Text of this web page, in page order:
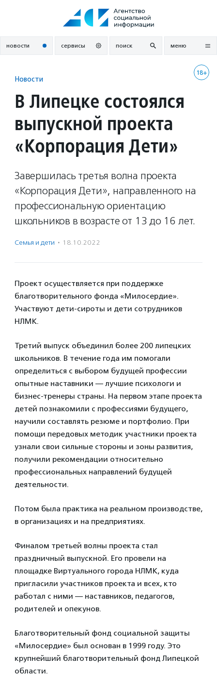
новости сервисы поиск меню
18+
Новости
В Липецке состоялся
выпускной проекта
«Корпорация Дети»
Завершилась третья волна проекта
«Корпорация Дети», направленного на
профессиональную ориентацию
школьников в возрасте от 13 до 16 лет.
Семья и дети · 18.10.2022
Проект осуществляется при поддержке
благотворительного фонда «Милосердие».
Участвуют дети-сироты и дети сотрудников
НЛМК.
Третий выпуск объединил более 200 липецких
школьников. В течение года им помогали
определиться с выбором будущей профессии
опытные наставники — лучшие психологи и
бизнес-тренеры страны. На первом этапе проекта
детей познакомили с профессиями будущего,
научили составлять резюме и портфолио. При
помощи передовых методик участники проекта
узнали свои сильные стороны и зоны развития,
получили рекомендации относительно
профессиональных направлений будущей
деятельности.
Потом была практика на реальном производстве,
в организациях и на предприятиях.
Финалом третьей волны проекта стал
праздничный выпускной. Его провели на
площадке Виртуального города НЛМК, куда
пригласили участников проекта и всех, кто
работал с ними — наставников, педагогов,
родителей и опекунов.
Благотворительный фонд социальной защиты
«Милосердие» был основан в 1999 году. Это
крупнейший благотворительный фонд Липецкой
области.